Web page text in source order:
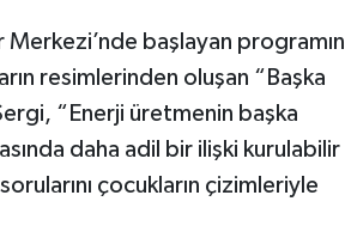
başlayan programın
resimlerinden oluşan “Başka
“Enerji üretmenin başka
daha adil bir ilişki kurulabilir
çocukların çizimleriyle